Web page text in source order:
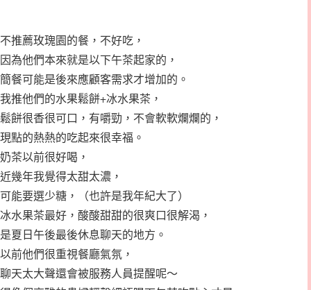
不推薦玫瑰園的餐，不好吃，
因為他們本來就是以下午茶起家的，
簡餐可能是後來應顧客需求才增加的。
我推他們的水果鬆餅+冰水果茶，
鬆餅很香很可口，有嚼勁，不會軟軟爛爛的，
現點的熱熱的吃起來很幸福。
奶茶以前很好喝，
近幾年我覺得太甜太濃，
可能要選少糖，（也許是我年紀大了）
冰水果茶最好，酸酸甜甜的很爽口很解渴，
是夏日午後最後休息聊天的地方。
以前他們很重視餐廳氣氛，
聊天太大聲還會被服務人員提醒呢～